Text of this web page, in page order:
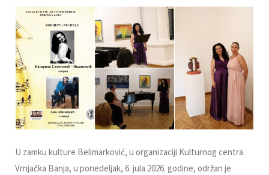
U zamku kulture Belimarković, u organizaciji Kulturnog centra
Vrnjačka Banja, u ponedeljak, 6. jula 2026. godine, održan je